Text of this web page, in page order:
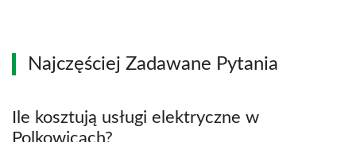
Najczęściej Zadawane Pytania
Ile kosztują usługi elektryczne w
Polkowicach?